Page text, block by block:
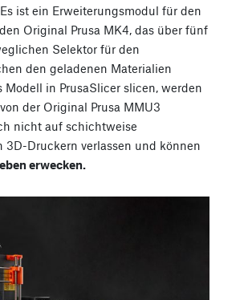
ist ein Erweiterungsmodul für den
Original Prusa MK4, das über fünf
Selektor für den
den geladenen Materialien
in PrusaSlicer slicen, werden
der Original Prusa MMU3
nicht auf schichtweise
3D-Druckern verlassen und können
erwecken.